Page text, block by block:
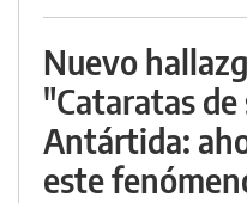
Nuevo
"Cataratas
Antártida:
este